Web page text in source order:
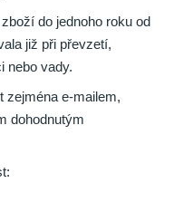
do jednoho roku od
již při převzetí,
nebo vady.
zejména e-mailem,
dohodnutým